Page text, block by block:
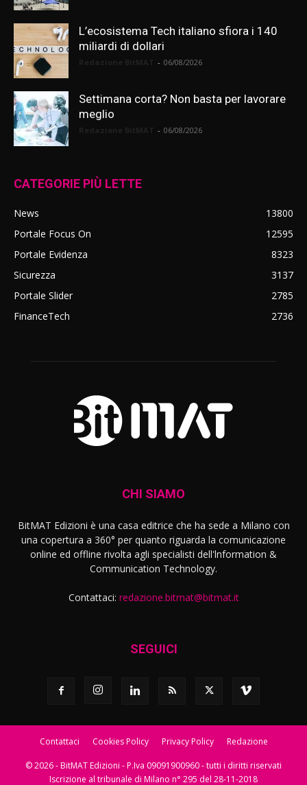
L’ecosistema Tech italiano sfiora i 140
miliardi di dollari
- 06/08/2026
Settimana corta? Non basta per lavorare
meglio
- 06/08/2026
CATEGORIE PIÙ LETTE
News
13800
Portale Focus On
12595
Portale Evidenza
8323
Sicurezza
3137
Portale Slider
2785
FinanceTech
2736
CHI SIAMO
BitMAT Edizioni è una casa editrice che ha sede a Milano con
una copertura a 360° per quanto riguarda la comunicazione
online ed offline rivolta agli specialisti dell'lnformation &
Communication Technology.
Contattaci: redazione.bitmat@bitmat.it
SEGUICI
Contattaci Cookies Policy Privacy Policy Redazione
© 2026 - BitMAT Edizioni - P.Iva 09091900960 - tutti i diritti riservati
Iscrizione al tribunale di Milano n° 295 del 28-11-2018